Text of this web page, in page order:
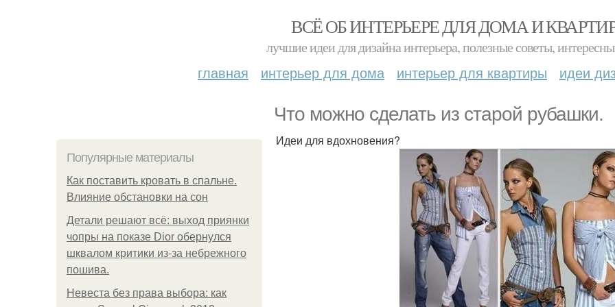
ВСЁ ОБ ИНТЕРЬЕРЕ ДЛЯ ДОМА И
лучшие идеи для дизайна интерьера, полезные советы,
главная интерьер для дома интерьер для квартиры идеи
Что можно сделать из старой рубашки.
Популярные материалы
Как поставить кровать в спальне.
Влияние обстановки на сон
Детали решают всё: выход приянки
чопры на показе Dior обернулся
шквалом критики из-за небрежного
пошива.
Невеста без права выбора: как
Идеи для вдохновения?